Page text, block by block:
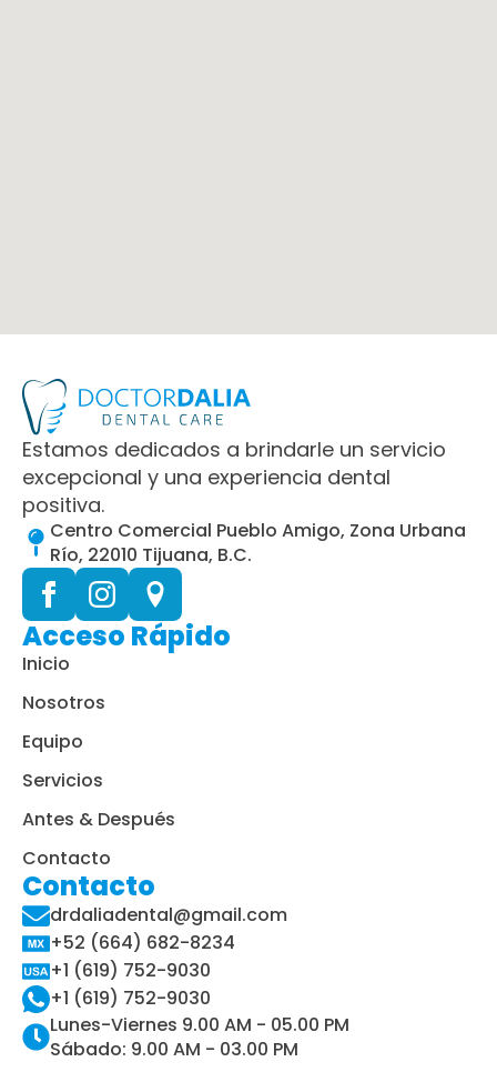
Estamos dedicados a brindarle un servicio
excepcional y una experiencia dental
positiva.
Centro Comercial Pueblo Amigo, Zona Urbana
Río, 22010 Tijuana, B.C.
Acceso Rápido
Inicio
Nosotros
Equipo
Servicios
Antes & Después
Contacto
Contacto
drdaliadental@gmail.com
+52 (664) 682-8234
+1 (619) 752-9030
+1 (619) 752-9030
Lunes-Viernes 9.00 AM - 05.00 PM
Sábado: 9.00 AM - 03.00 PM